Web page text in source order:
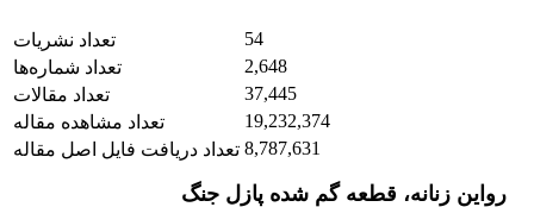
تعداد نشریات
54
تعداد شماره‌ها
2,648
تعداد مقالات
37,445
تعداد مشاهده مقاله
19,232,374
تعداد دریافت فایل اصل مقاله 8,787,631
رواین زنانه، قطعه گم شده پازل جنگ